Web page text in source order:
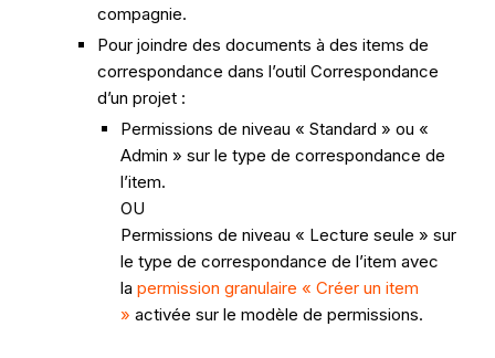
compagnie.
Pour joindre des documents à des items de
correspondance dans l’outil Correspondance
d’un projet :
Permissions de niveau « Standard » ou «
Admin » sur le type de correspondance de
l’item.
OU
Permissions de niveau « Lecture seule » sur
le type de correspondance de l’item avec
lapermission granulaire « Créer un item
» activée sur le modèle de permissions.